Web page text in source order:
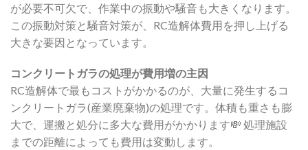
が必要不可欠で、作業中の振動や騒音も大きくなります。
この振動対策と騒音対策が、RC造解体費用を押し上げる
大きな要因となっています。
コンクリートガラの処理が費用増の主因
RC造解体で最もコストがかかるのが、大量に発生するコ
ンクリートガラ(産業廃棄物)の処理です。体積も重さも膨
大で、運搬と処分に多大な費用がかかります💸 処理施設
までの距離によっても費用は変動します。